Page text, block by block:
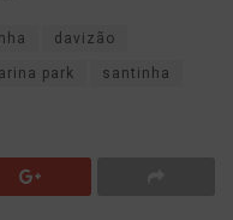
davizão
park santinha